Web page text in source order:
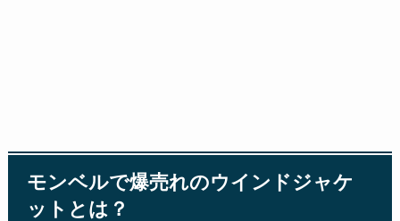
モンベルで爆売れのウインドジャケ
ットとは？